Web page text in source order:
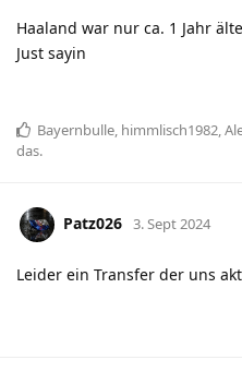
Haaland war nur ca. 1 Jahr
Just sayin
Bayernbulle, himmlisch1982,
das.
Patz026 3. Sept 2024
Leider ein Transfer der uns